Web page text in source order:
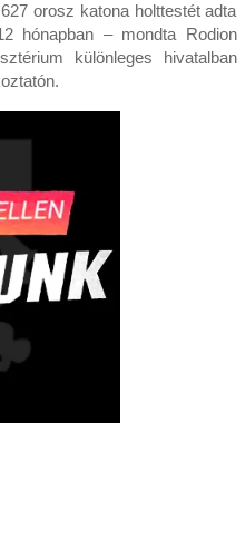
orosz katona holttestét adta
hónapban – mondta Rodion
különleges hivatalban